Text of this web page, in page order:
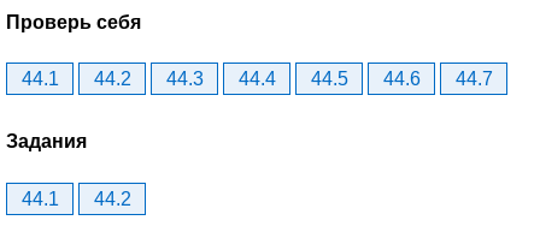
Проверь себя
44.1 44.2 44.3 44.4 44.5 44.6 44.7
Задания
44.1 44.2